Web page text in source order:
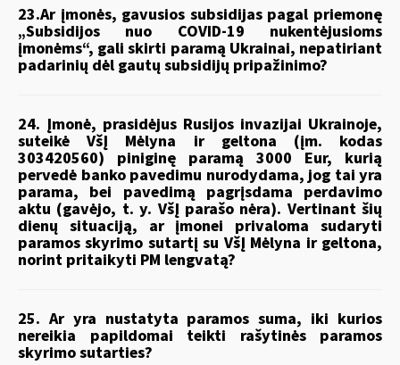
23.Ar įmonės, gavusios subsidijas pagal priemonę
„Subsidijos nuo COVID-19 nukentėjusioms
įmonėms“, gali skirti paramą Ukrainai, nepatiriant
padarinių dėl gautų subsidijų pripažinimo?
24. Įmonė, prasidėjus Rusijos invazijai Ukrainoje,
suteikė VšĮ Mėlyna ir geltona (įm. kodas
303420560) piniginę paramą 3000 Eur, kurią
pervedė banko pavedimu nurodydama, jog tai yra
parama, bei pavedimą pagrįsdama perdavimo
aktu (gavėjo, t. y. VšĮ parašo nėra). Vertinant šių
dienų situaciją, ar įmonei privaloma sudaryti
paramos skyrimo sutartį su VšĮ Mėlyna ir geltona,
norint pritaikyti PM lengvatą?
25. Ar yra nustatyta paramos suma, iki kurios
nereikia papildomai teikti rašytinės paramos
skyrimo sutarties?